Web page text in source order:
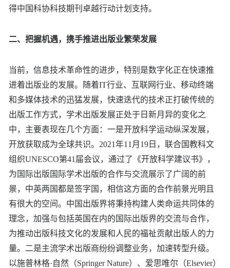
得中国科协科技期刊卓越行动计划支持。
二、把握机遇，携手推进出版业繁荣发展
当前，信息技术革命性的进步，特别是数字化正在快速推
进着出版业的发展。随着IT行业、互联网行业、移动终端
和多媒体技术的迅猛发展，快速迭代的技术正打破传统的
出版工作方式，学术出版发展正处于日新月异的变化之
中，主要表现在几个方面：一是开放科学运动纵深发展，
开放获取成为全球共识。2021年11月19日，联合国教科文
组织UNESCO第41届会议，通过了《开放科学建议书》，
为国际出版国际学术出版的合作与交流展示了广阔的前
景，中英两国都是签字国，相信这方面的合作前景光明且
有很大的空间。中国出版界将秉持构建人类命运共同体的
理念，加强与包括英国在内的国际出版界的交流与合作，
为推动出版科技文化的发展和人民的福祉贡献出版人的力
量。二是主流学术出版商纷纷调整业务，加速转型升级。
以施普林格·自然（Springer Nature）、爱思唯尔（Elsevier）